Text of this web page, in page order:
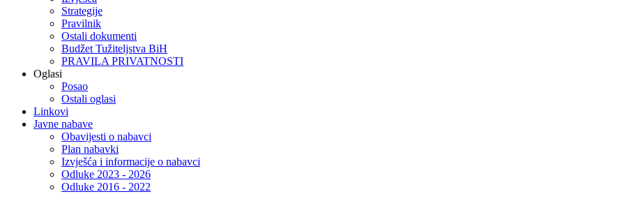
Strategije
Pravilnik
Ostali dokumenti
Budžet Tužiteljstva BiH
PRAVILA PRIVATNOSTI
Oglasi
Posao
Ostali oglasi
Linkovi
Javne nabave
Obavijesti o nabavci
Plan nabavki
Izvješća i informacije o nabavci
Odluke 2023 - 2026
Odluke 2016 - 2022